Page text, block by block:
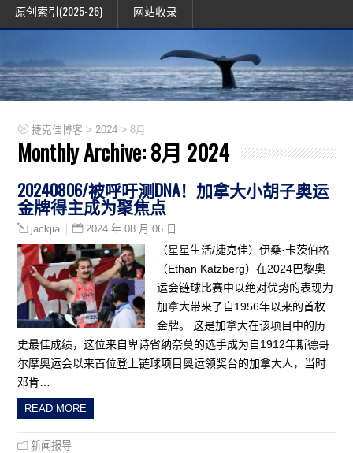
原创索引(2025-26) 网站收录
捷克佳博客 > 2024 >8月
Monthly Archive:8月 2024
20240806/被呼吁测DNA！加拿大小胡子奥运
金牌得主成为聚焦点
jackjia 2024 年 08 月 06 日
（星星生活/捷克佳）伊桑·卡茨伯格
（Ethan Katzberg）在2024巴黎奥
运会链球比赛中以绝对优势的表现为
加拿大带来了自1956年以来的首枚
金牌。 这是加拿大在该项目中的历
史最佳成绩，这位来自卑诗省纳奈莫的选手成为自1912年斯德哥
尔摩奥运会以来首位登上链球项目奥运领奖台的加拿大人，当时
邓肯…
READ MORE
新闻报导